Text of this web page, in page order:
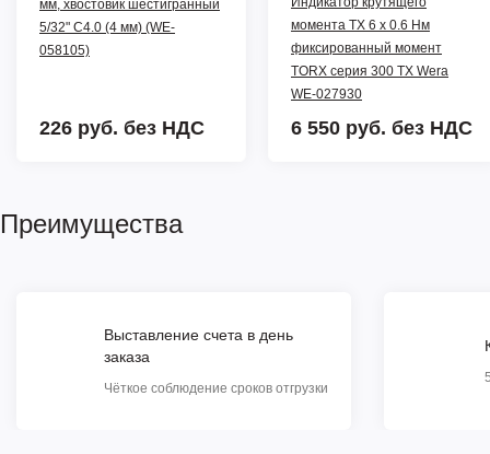
мм, хвостовик шестигранный
5/32" C4.0 (4 мм) (WE-
058105)
226 руб. без НДС
момента TX 6 x 0.6 Нм
фиксированный момент
TORX серия 300 TX Wera
WE-027930
6 550 руб. без НДС
Преимущества
Выставление счета в день
заказа
Чёткое соблюдение сроков отгрузки